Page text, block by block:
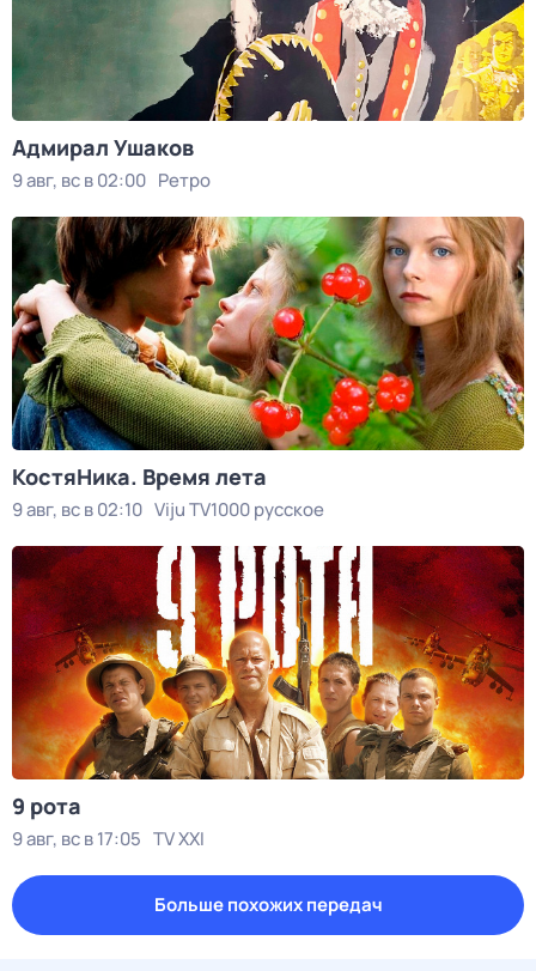
Адмирал Ушаков
9 авг, вс в 02:00 Ретро
КостяНика. Время лета
9 авг, вс в 02:10 Viju TV1000 русское
9 рота
9 авг, вс в 17:05 TV XXI
Больше похожих передач